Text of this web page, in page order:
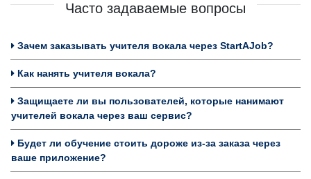
Часто задаваемые вопросы
Зачем заказывать учителя вокала через StartAJob?
Как нанять учителя вокала?
Защищаете ли вы пользователей, которые нанимают
учителей вокала через ваш сервис?
Будет ли обучение стоить дороже из-за заказа через
ваше приложение?